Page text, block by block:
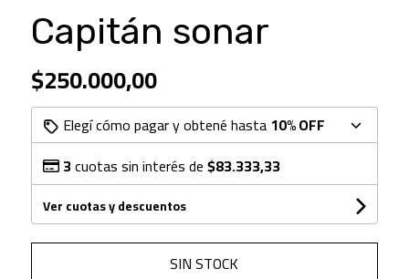
Capitán sonar
$250.000,00
Elegí cómo pagar y obtené hasta 10% OFF
3cuotas sin interés de$83.333,33
Ver cuotas y descuentos
SIN STOCK